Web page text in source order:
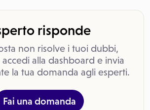
risponde
non risolve i tuoi dubbi,
alla dashboard e invia
la tua domanda agli esperti.
Fai una domanda